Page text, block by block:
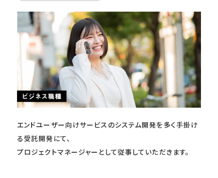
エンドユーザー向けサービスのシステム開発を多く手掛け
る受託開発にて、
プロジェクトマネージャーとして従事していただきます。